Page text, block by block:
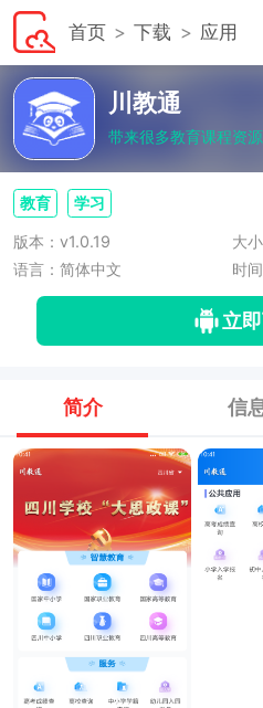
首页 下载 应用
川教通
带来很多教育课程资源
教育 学习
版本：v1.0.19
大
语言：简体中文
时
立
简介 信